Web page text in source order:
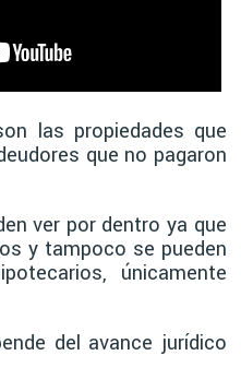
las propiedades que
que no pagaron
ver por dentro ya que
y tampoco se pueden
únicamente
del avance jurídico